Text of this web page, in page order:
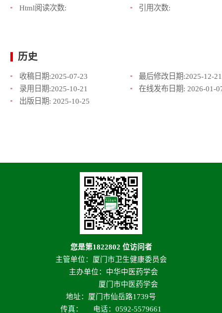
Html阅读次数:
引用次数:
历史
收稿日期:2025-07-23 最后修改日期:2025-12-21
录用日期:2025-10-21 在线发布日期: 2026-01-
出版日期: 2025-10-25
您是第1822802 位访问者
主管单位：厦门市卫生健康委员会
主办单位：中华中医药学会
厦门市中医药学会
地址：厦门市仙岳路1739号
传真：
电话：0592-5579661